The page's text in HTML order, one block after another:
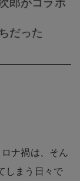
だった
ナ禍は、そん
しまう日々で